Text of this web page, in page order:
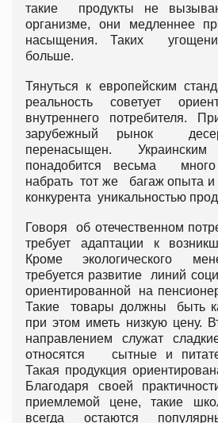
такие продукты не
организме, они медленнее
насыщения. Таких
больше.
Тянуться к европейским
реальность советует
внутреннего потребителя.
зарубежный рынок
перенасыщен. Украинским
понадобится весьма
набрать тот же багаж опыта и
конкурента уникальностью
Говоря об отечественном
требует адаптации к
Кроме экологического
требуется развитие линий
ориентированной на
Такие товары должны быть
при этом иметь низкую цену.
направлением служат
относятся сытные и
Такая продукция
Благодаря своей
приемлемой цене, такие
всегда остаются